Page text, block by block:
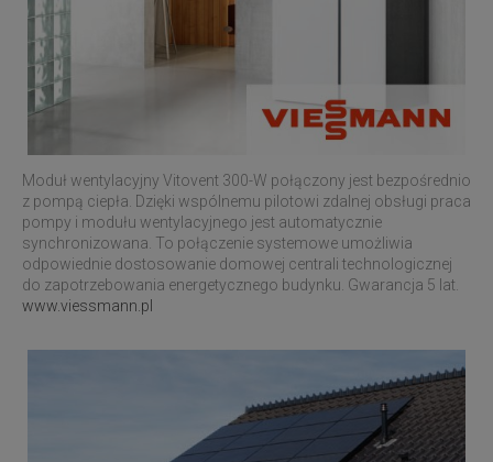
Moduł wentylacyjny Vitovent 300-W połączony jest bezpośrednio
z pompą ciepła. Dzięki wspólnemu pilotowi zdalnej obsługi praca
pompy i modułu wentylacyjnego jest automatycznie
synchronizowana. To połączenie systemowe umożliwia
odpowiednie dostosowanie domowej centrali technologicznej
do zapotrzebowania energetycznego budynku. Gwarancja 5 lat.
www.viessmann.pl